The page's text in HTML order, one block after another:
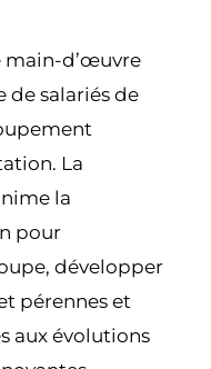
main-d’œuvre
de salariés de
La
la
pour
développer
pérennes et
aux évolutions